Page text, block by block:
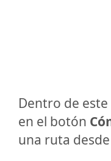
Dentro de
en el botón
una ruta